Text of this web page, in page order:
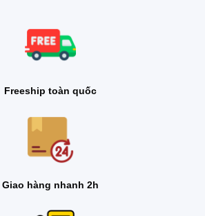
Freeship toàn quốc
Giao hàng nhanh 2h